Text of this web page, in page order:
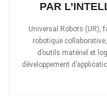
PAR
Universal Robots (UR),
robotique
d’outils matériel et
développement